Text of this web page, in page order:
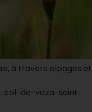
à travers alpages et
col-de-voza-saint-